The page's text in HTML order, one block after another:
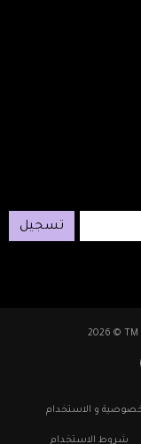
تسجيل
2026 © TM
و الاستخدام
شروط الاستخدام